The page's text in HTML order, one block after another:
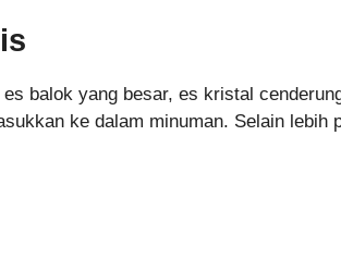
es balok yang besar, es kristal
ke dalam minuman. Selain